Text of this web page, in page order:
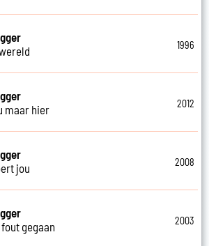
1996
maar hier
2012
jou
2008
gegaan
2003